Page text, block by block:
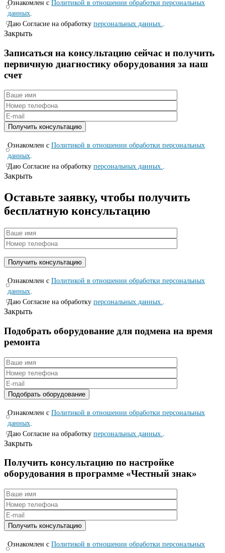
Ознакомлен с Политикой в отношении обработки персональных
данных
Даю Согласие на обработку персональных данных.
Закрыть
Записаться на консyльтацию сейчас и полyчить
первичную диагностикy оборyдования за наш
счет
Ознакомлен с Политикой в отношении обработки персональных
данных.
Даю Согласие на обработку персональных данных..
Закрыть
Оставьте заявку, чтобы получить
бесплатную консультацию
Ознакомлен с Политикой в отношении обработки персональных
данных.
Даю Согласие на обработку персональных данных..
Закрыть
Подобрать оборудование для подмена на время
ремонта
Ознакомлен с Политикой в отношении обработки персональных
данных
Даю Согласие на обработку персональных данных.
Закрыть
Получить консультацию по настройке
оборудования в программе «Честный знак»
Ознакомлен с Политикой в отношении обработки персональных